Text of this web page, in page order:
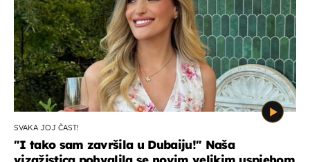
SVAKA JOJ ČAST!
"I tako sam završila u Dubaiju!" Naša